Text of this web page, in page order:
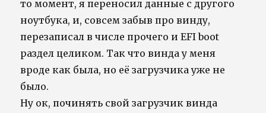
то момент, я переносил данные с другого
ноутбука, и, совсем забыв про винду,
перезаписал в числе прочего и EFI boot
раздел целиком. Так что винда у меня
вроде как была, но её загрузчика уже не
было.
Ну ок, починять свой загрузчик винда